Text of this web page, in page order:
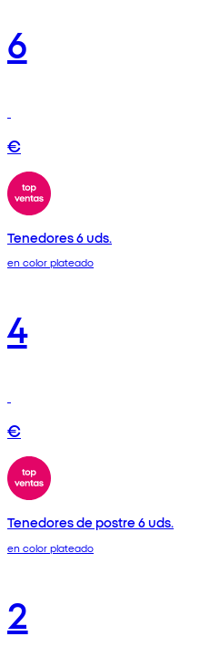
6
€
Tenedores 6 uds.
en color plateado
4
€
Tenedores de postre 6 uds.
en color plateado
2